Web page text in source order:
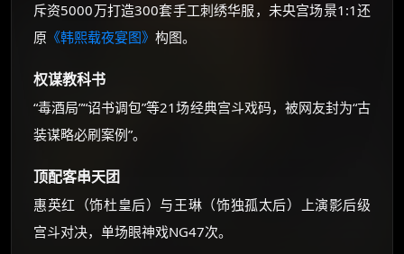
斥资5000万打造300套手工刺绣华服，未央宫场景1:1还
原 《韩熙载夜宴图》 构图。
权谋教科书
“毒酒局”“诏书调包”等21场经典宫斗戏码，被网友封为“古
装谋略必刷案例”。
顶配客串天团
惠英红（饰杜皇后）与王琳（饰独孤太后）上演影后级
宫斗对决，单场眼神戏NG47次。